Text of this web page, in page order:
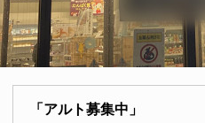
「アルト募集中」